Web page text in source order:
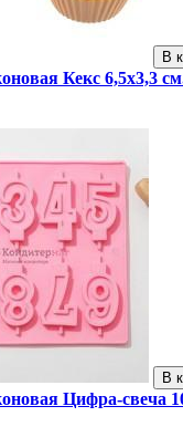
В
Кекс 6,5х3,3
В
Цифра-свеча